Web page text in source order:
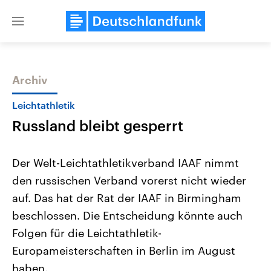
Close
Themen
Landtagswahl Sachsen-Anhalt
2026
Alle Informationen
Sachsen-Anhalt wählt am 6.
September 2026 einen neuen
Landtag. Seit 2021 wird das
Bundesland von einer Koalition aus
USA
Aktuelle Beiträge,
gehören die Vereinigten
den mächtigsten Ländern
Archiv
Leichtathletik
Russland bleibt gesperrt
Der Welt-Leichtathletikverband IAAF nimmt
den russischen Verband vorerst nicht wieder
auf. Das hat der Rat der IAAF in Birmingham
beschlossen. Die Entscheidung könnte auch
Folgen für die Leichtathletik-
Europameisterschaften in Berlin im August
haben.